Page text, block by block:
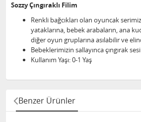
Sozzy Çıngıraklı Filim
Renkli bağcıkları olan oyuncak
yataklarına, bebek arabaların, ana
diğer oyun gruplarına asılabilir ve
Bebeklerimizin sallayınca çıngırak
Kullanım Yaşı: 0-1 Yaş
Benzer Ürünler